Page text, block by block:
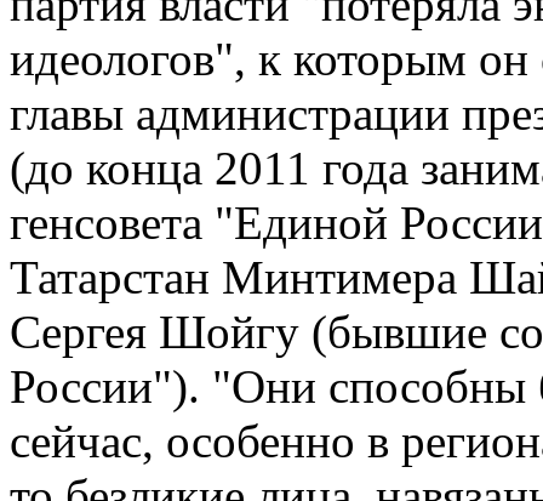
идеологов", к которым он
главы администрации
(до конца 2011 года
генсовета "Единой
Татарстан Минтимера
Сергея Шойгу (бывшие
России"). "Они способны
сейчас, особенно в